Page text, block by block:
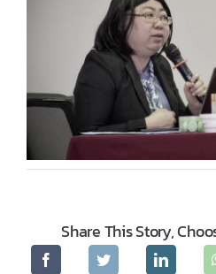
Share This Story,